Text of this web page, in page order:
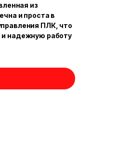
из
и проста в
ПЛК, что
и надежную работу